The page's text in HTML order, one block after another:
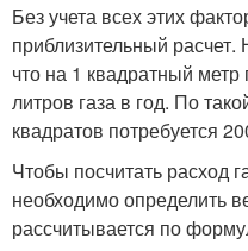
Без учета всех этих
приблизительный
что на 1 квадратный
литров газа в год. По
квадратов потребуется
Чтобы посчитать расход
необходимо определить
рассчитывается по